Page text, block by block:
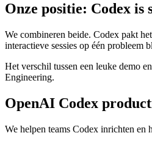
Onze positie: Codex is
We combineren beide. Codex pakt
interactieve sessies op één probleem
Het verschil tussen een leuke demo
Engineering.
OpenAI Codex
We helpen teams Codex inrichten